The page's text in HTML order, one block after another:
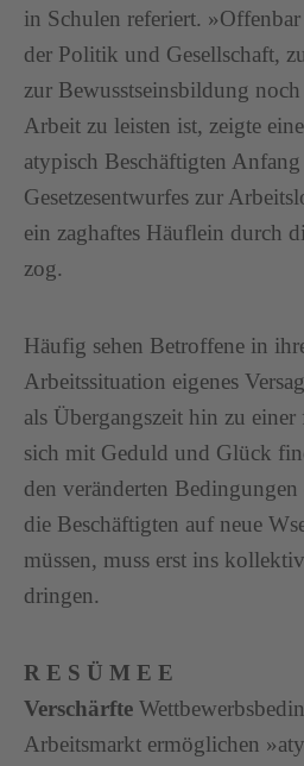
in Schulen referiert.
der Politik und Gesellschaft,
zur Bewusstseinsbildung
Arbeit zu leisten ist, zeigte
atypisch Beschäftigten
Gesetzesentwurfes zur
ein zaghaftes Häuflein durch
zog.
Häufig sehen Betroffene in
Arbeitssituation eigenes
als Übergangszeit hin zu
sich mit Geduld und Glück
den veränderten
die Beschäftigten auf neue
müssen, muss erst ins
dringen.
R E S Ü M E E
Verschärfte
Arbeitsmarkt ermöglichen